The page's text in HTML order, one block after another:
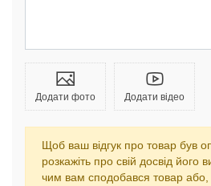
Додати фото Додати відео
Щоб ваш відгук про товар був
розкажіть про свій досвід його
чим вам сподобався товар або,